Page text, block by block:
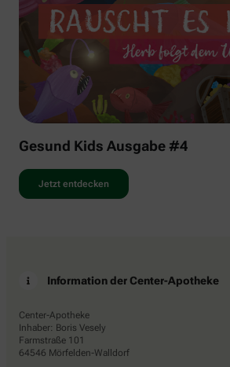
Gesund Kids Ausgabe #4
Jetzt entdecken
Information der Center-Apotheke
Center-Apotheke
Inhaber: Boris Vesely
Farmstraße 101
64546 Mörfelden-Walldorf